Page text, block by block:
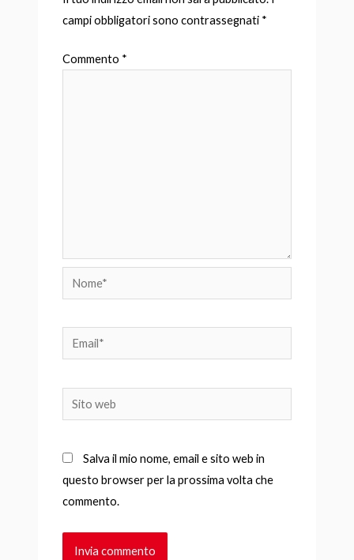
campi obbligatori sono contrassegnati *
Commento *
Nome*
Email*
Sito
web
Salva il mio nome, email e sito web in
questo browser per la prossima volta che
commento.